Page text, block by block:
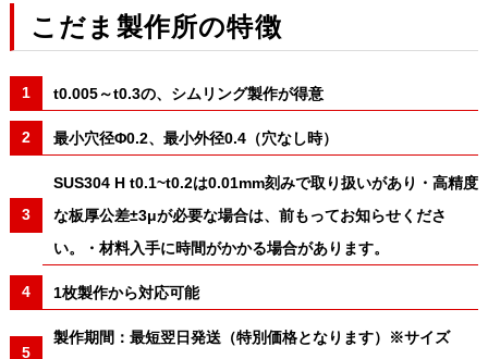
こだま製作所の特徴
t0.005～t0.3の、シムリング製作が得意
最小穴径Φ0.2、最小外径0.4（穴なし時）
SUS304 H t0.1~t0.2は0.01mm刻みで取り扱いがあり・高精度
な板厚公差±3μが必要な場合は、前もってお知らせくださ
い。・材料入手に時間がかかる場合があります。
1枚製作から対応可能
製作期間：最短翌日発送（特別価格となります）※サイズ